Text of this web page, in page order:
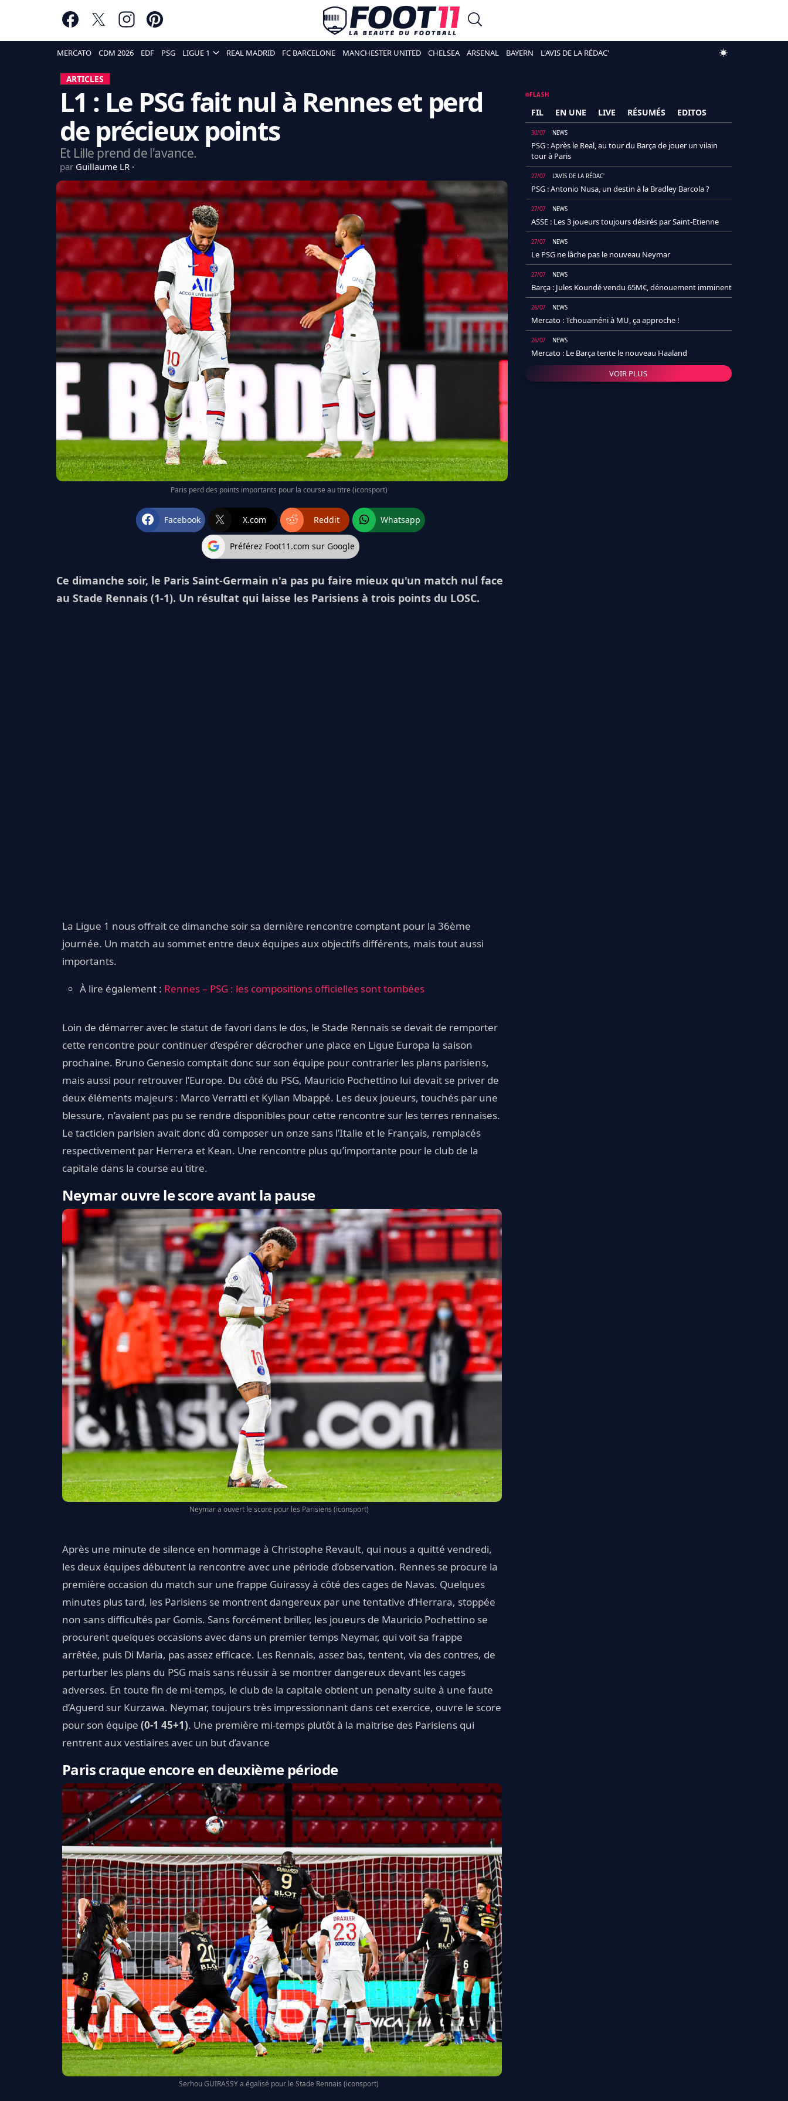
MERCATO CDM 2026 EDF PSG LIGUE 1 REAL MADRID FC BARCELONE MANCHESTER UNITED CHELSEA ARSENAL BAYERN L'AVIS DE LA RÉDAC'
ARTICLES
L1 : Le PSG fait nul à Rennes et perd
de précieux points
Et Lille prend de l'avance.
par Guillaume LR
Paris perd des points importants pour la course au titre (iconsport)
Facebook X.com Reddit Whatsapp
Préférez Foot11.com sur Google
Ce dimanche soir, le Paris Saint-Germain n'a pas pu faire mieux qu'un match nul face
au Stade Rennais (1-1). Un résultat qui laisse les Parisiens à trois points du LOSC.
La Ligue 1 nous offrait ce dimanche soir sa dernière rencontre comptant pour la 36ème
journée. Un match au sommet entre deux équipes aux objectifs différents, mais tout aussi
importants.
À lire également : Rennes – PSG : les compositions officielles sont tombées
Loin de démarrer avec le statut de favori dans le dos, le Stade Rennais se devait de remporter
cette rencontre pour continuer d’espérer décrocher une place en Ligue Europa la saison
prochaine. Bruno Genesio comptait donc sur son équipe pour contrarier les plans parisiens,
mais aussi pour retrouver l’Europe. Du côté du PSG, Mauricio Pochettino lui devait se priver de
deux éléments majeurs : Marco Verratti et Kylian Mbappé. Les deux joueurs, touchés par une
blessure, n’avaient pas pu se rendre disponibles pour cette rencontre sur les terres rennaises.
Le tacticien parisien avait donc dû composer un onze sans l’Italie et le Français, remplacés
respectivement par Herrera et Kean. Une rencontre plus qu’importante pour le club de la
capitale dans la course au titre.
Neymar ouvre le score avant la pause
Neymar a ouvert le score pour les Parisiens (iconsport)
Après une minute de silence en hommage à Christophe Revault, qui nous a quitté vendredi,
les deux équipes débutent la rencontre avec une période d’observation. Rennes se procure la
première occasion du match sur une frappe Guirassy à côté des cages de Navas. Quelques
minutes plus tard, les Parisiens se montrent dangereux par une tentative d’Herrara, stoppée
non sans difficultés par Gomis. Sans forcément briller, les joueurs de Mauricio Pochettino se
procurent quelques occasions avec dans un premier temps Neymar, qui voit sa frappe
arrêtée, puis Di Maria, pas assez efficace. Les Rennais, assez bas, tentent, via des contres, de
perturber les plans du PSG mais sans réussir à se montrer dangereux devant les cages
adverses. En toute fin de mi-temps, le club de la capitale obtient un penalty suite à une faute
d’Aguerd sur Kurzawa. Neymar, toujours très impressionnant dans cet exercice, ouvre le score
pour son équipe (0-1 45+1). Une première mi-temps plutôt à la maitrise des Parisiens qui
rentrent aux vestiaires avec un but d’avance
Paris craque encore en deuxième période
Serhou GUIRASSY a égalisé pour le Stade Rennais (iconsport)
FLASH
FIL EN UNE LIVE RÉSUMÉS EDITOS
30/07 NEWS
PSG : Après le Real, au tour du Barça de jouer un vilain
tour à Paris
27/07 L'AVIS DE LA RÉDAC'
PSG : Antonio Nusa, un destin à la Bradley Barcola ?
27/07 NEWS
ASSE : Les 3 joueurs toujours désirés par Saint-Etienne
27/07 NEWS
Le PSG ne lâche pas le nouveau Neymar
27/07 NEWS
Barça : Jules Koundé vendu 65M€, dénouement imminent
26/07 NEWS
Mercato : Tchouaméni à MU, ça approche !
26/07 NEWS
Mercato : Le Barça tente le nouveau Haaland
VOIR PLUS